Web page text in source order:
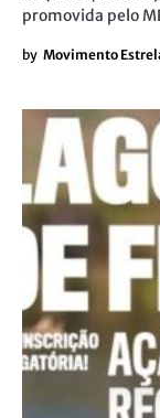
promovida pelo
by Movimento